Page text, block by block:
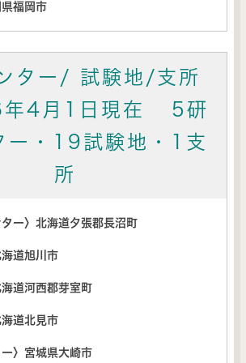
県福岡市
ター/
試験地/支所
4月1日現在
5研
ー・19試験地・1支
所
ター〉北海道夕張郡長沼町
海道旭川市
海道河西郡芽室町
海道北見市
ー〉宮城県大崎市